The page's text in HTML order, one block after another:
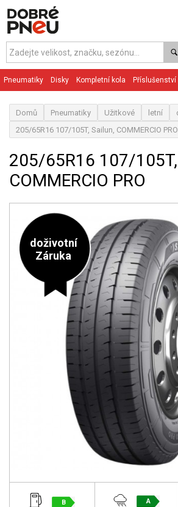
Pneumatiky Disky Kompletní kola Příslušenství
Domů Pneumatiky Užitkové letní
205/65R16 107/105T, Sailun, COMMERCIO PRO
205/65R16 107/105T,
COMMERCIO PRO
doživotní
Záruka
B A